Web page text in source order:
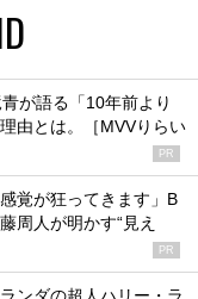
が語る「10年前より
由とは。［MVVりらい
PR
覚が狂ってきます」B
周人が明かす“見え
PR